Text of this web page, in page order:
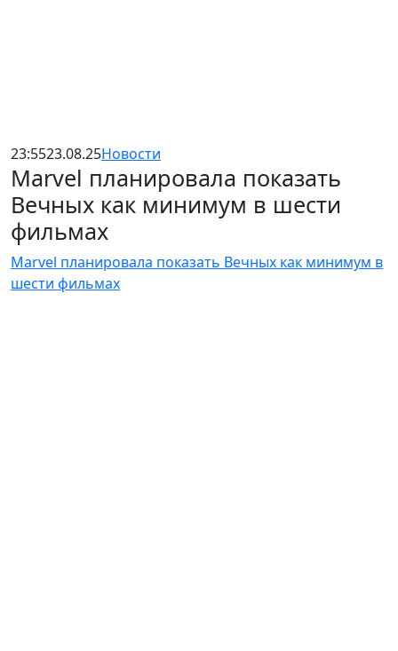
23:5523.08.25Новости
Marvel планировала показать
Вечных как минимум в шести
фильмах
Marvel планировала показать Вечных как минимум в
шести фильмах